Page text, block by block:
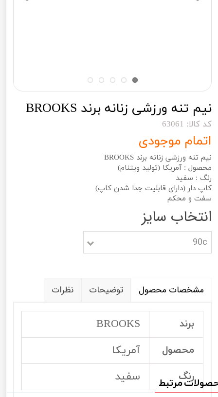
نیم تنه ورزشی زنانه برند BROOKS
کد کالا: 63061
اتمام موجودی
نیم تنه ورزشی زنانه برند BROOKS
محصول : آمریکا (تولید ویتنام)
رنگ : سفید
کاپ دار (دارای قابلیت جدا شدن کاپ)
سفت و محکم
انتخاب سایز
90c
مشخصات محصول توضیحات نظرات
برند BROOKS
محصول آمریکا
رنگ سفید مرتبط